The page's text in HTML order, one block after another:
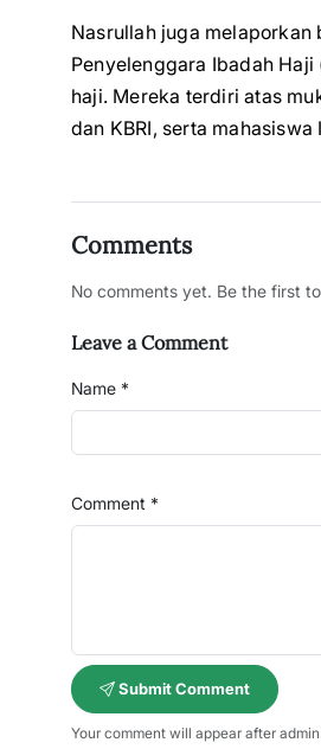
Nasrullah juga
Penyelenggara Ibadah
haji. Mereka terdiri atas
dan KBRI, serta
Comments
No comments yet. Be the first
Leave a Comment
Name *
Comment *
Submit Comment
Your comment will appear after